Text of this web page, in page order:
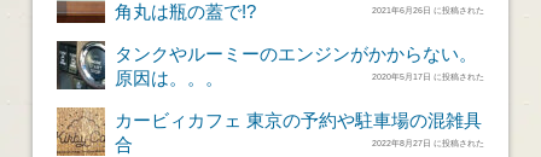
角丸は瓶の蓋で!?
2021年6月26日 に投稿された
タンクやルーミーのエンジンがかからない。
原因は。。。
2020年5月17日 に投稿された
カービィカフェ 東京の予約や駐車場の混雑具
合
2022年8月27日 に投稿された